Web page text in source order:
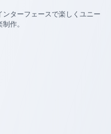
ターフェースで楽しくユニー
作。